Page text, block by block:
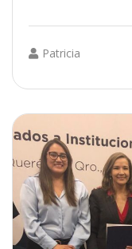
Patricia